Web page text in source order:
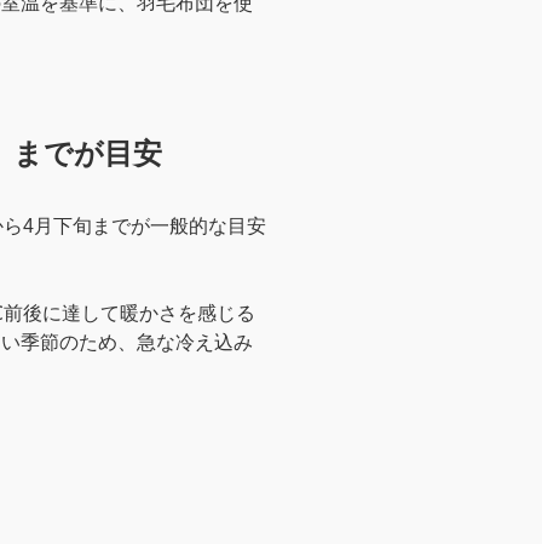
までが目安
4月下旬までが一般的な目安
後に達して暖かさを感じる
季節のため、急な冷え込み